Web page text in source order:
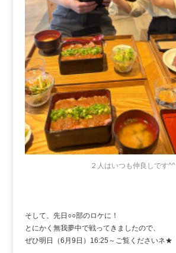
２人はいつも仲良しです^^
そして、先日○○部のロケに！
とにかく無我夢中で戦ってきましたので、
ぜひ明日（6月9日）16:25～ご覧くださいネ★